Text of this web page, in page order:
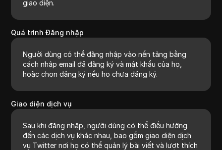
giao diện.
Quá trình Đăng nhập
Người dùng có thể đăng nhập vào nền tảng bằng
cách nhập email đã đăng ký và mật khẩu của họ,
hoặc chọn đăng ký nếu họ chưa đăng ký.
Giao diện dịch vụ
Sau khi đăng nhập, người dùng có thể điều hướng
đến các dịch vụ khác nhau, bao gồm giao diện dịch
vụ Twitter nơi họ có thể quản lý bài viết và lượt thích